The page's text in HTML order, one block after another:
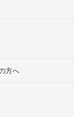
方へ